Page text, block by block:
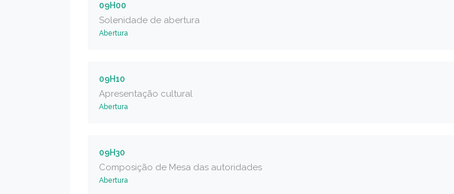
09H00
Solenidade de abertura
Abertura
09H10
Apresentação cultural
Abertura
09H30
Composição de Mesa das autoridades
Abertura